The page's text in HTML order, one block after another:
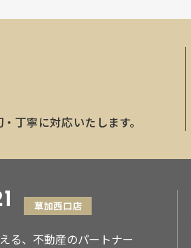
丁寧に対応いたします。
る、不動産のパートナー